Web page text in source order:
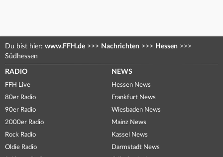
Du bist hier: www.FFH.de >>> Nachrichten >>> Hessen >>>
Südhessen
RADIO
FFH Live
80er Radio
90er Radio
2000er Radio
Rock Radio
Oldie Radio
NEWS
Hessen News
Frankfurt News
Wiesbaden News
Mainz News
Kassel News
Darmstadt News